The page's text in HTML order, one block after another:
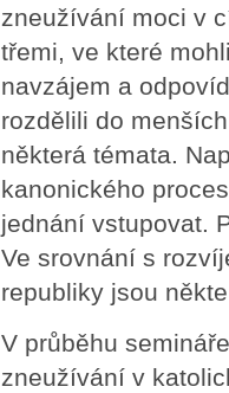
zneužívání moci v
třemi, ve které
navzájem a
rozdělili do
některá témata.
kanonického
jednání vstupovat.
Ve srovnání s
republiky jsou
V průběhu
zneužívání v